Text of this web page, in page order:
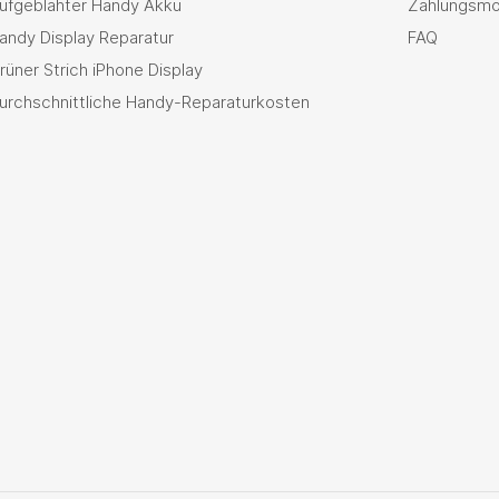
Handy Akku
Display Reparatur
Strich iPhone Display
Handy-Reparaturkosten
FAQ